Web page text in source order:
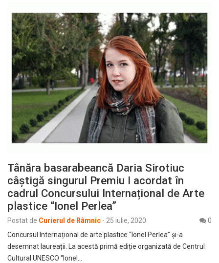
Tânăra basarabeancă Daria Sirotiuc
câștigă singurul Premiu I acordat în
cadrul Concursului Internațional de Arte
plastice “Ionel Perlea”
Postat de Curierul de Râmnic - 25 iulie, 2020
0
Concursul Internațional de arte plastice “Ionel Perlea” și-a
desemnat laureații. La acestă primă ediție organizată de Centrul
Cultural UNESCO “Ionel…